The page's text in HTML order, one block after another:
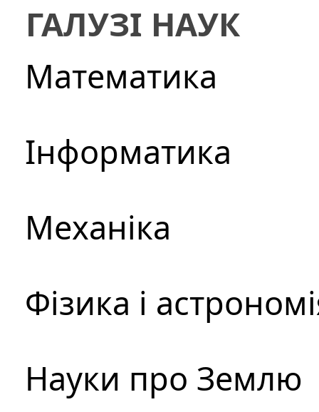
ГАЛУЗІ НАУК
Математика
Інформатика
Механіка
Фізика і
Науки про Землю